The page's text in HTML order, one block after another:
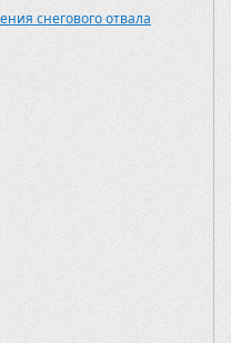
снегового отвала